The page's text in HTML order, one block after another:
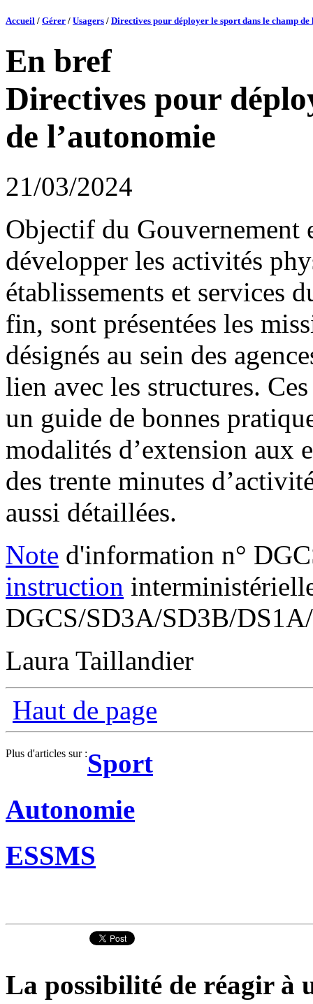
Accueil / Gérer / Usagers / Directives pour déployer le sport dans le champ de
En bref
Directives pour
de l’autonomie
21/03/2024
Objectif du Gouvernement
développer les activités
établissements et services
fin, sont présentées les
désignés au sein des
lien avec les structures.
un guide de bonnes
modalités d’extension aux
des trente minutes
aussi détaillées.
Note d'information n°
instruction
DGCS/SD3A/SD3B/
Laura Taillandier
Haut de page
Plus d'articles sur :Sport
Autonomie
ESSMS
La possibilité de réagir à